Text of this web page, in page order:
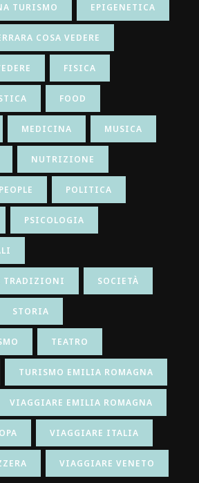
TURISMO EPIGENETICA
COSA VEDERE
FISICA
FOOD
MEDICINA MUSICA
NUTRIZIONE
PEOPLE POLITICA
PSICOLOGIA
TRADIZIONI SOCIETÀ
STORIA
TEATRO
TURISMO EMILIA ROMAGNA
VIAGGIARE EMILIA ROMAGNA
VIAGGIARE ITALIA
VIAGGIARE VENETO